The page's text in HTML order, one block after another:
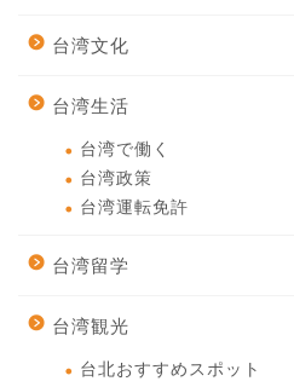
台湾文化
台湾生活
台湾で働く
台湾政策
台湾運転免許
台湾留学
台湾観光
台北おすすめスポット